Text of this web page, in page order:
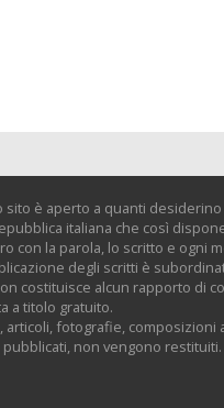
sito è aperto a quanti
italiana che così
con la parola, lo scritto e ogni
degli scritti è
costituisce alcun rapporto di
a titolo gratuito.
articoli, fotografie, composizioni
non vengono restituiti.